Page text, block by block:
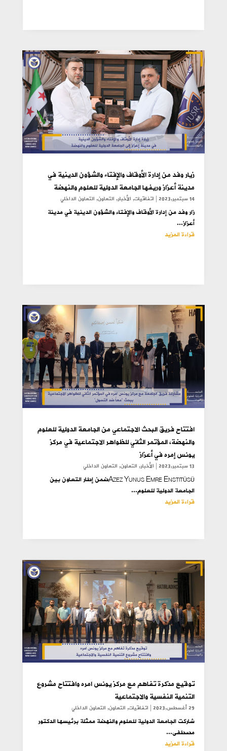
زيار وفد من إدارة الأوقاف والإفتاء والشؤون الدينية في
مدينة أعزاز وريفها الجامعة الدولية للعلوم والنهضة
14 سبتمبر,2023 | اتفاقيات,الأخبار,التعاون,التعاون الداخلي
زار وفد من إدارة الأوقاف والإفتاء والشؤون الدينية في مدينة
أعزاز...
قراءة المزيد
افتتاح فريق البحث الاجتماعي من الجامعة الدولية للعلوم
والنهضة، المؤتمر الثاني للظواهر الاجتماعية في مركز
يونس إمره في أعزاز
13 سبتمبر,2023 | الأخبار,التعاون,التعاون الداخلي
Azez Yunus Emre Enstitüsüضمن إطار التعاون بين
الجامعة الدولية للعلوم...
قراءة المزيد
توقيع مذكرة تفاهم مع مركز يونس امره وافتتاح مشروع
التنمية النفسية والاجتماعية
29 أغسطس,2023 | اتفاقيات,التعاون,التعاون الداخلي
شاركت الجامعة الدولية للعلوم والنهضة ممثلة برئيسها الدكتور
مصطفى...
قراءة المزيد